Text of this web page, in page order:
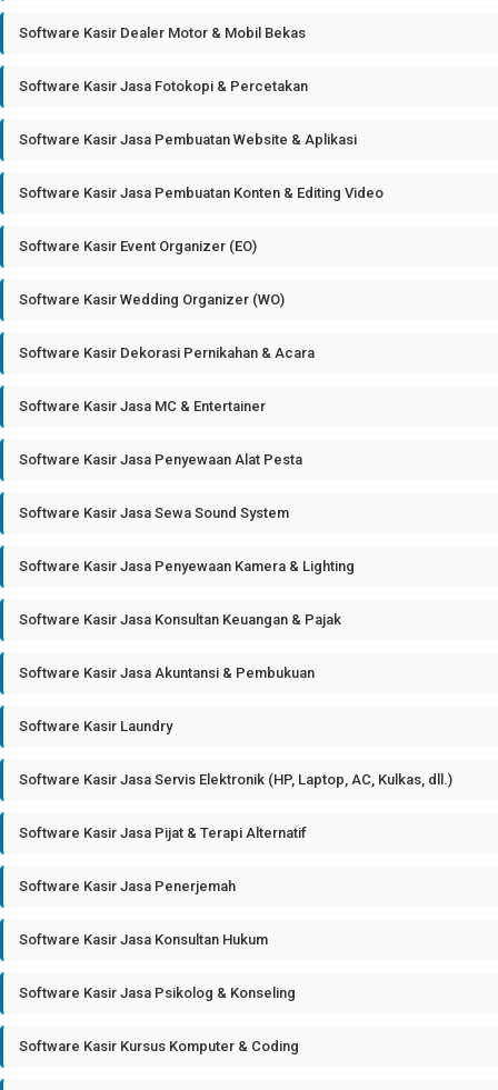
Software Kasir Dealer Motor & Mobil Bekas
Software Kasir Jasa Fotokopi & Percetakan
Software Kasir Jasa Pembuatan Website & Aplikasi
Software Kasir Jasa Pembuatan Konten & Editing Video
Software Kasir Event Organizer (EO)
Software Kasir Wedding Organizer (WO)
Software Kasir Dekorasi Pernikahan & Acara
Software Kasir Jasa MC & Entertainer
Software Kasir Jasa Penyewaan Alat Pesta
Software Kasir Jasa Sewa Sound System
Software Kasir Jasa Penyewaan Kamera & Lighting
Software Kasir Jasa Konsultan Keuangan & Pajak
Software Kasir Jasa Akuntansi & Pembukuan
Software Kasir Laundry
Software Kasir Jasa Servis Elektronik (HP, Laptop, AC, Kulkas, dll.)
Software Kasir Jasa Pijat & Terapi Alternatif
Software Kasir Jasa Penerjemah
Software Kasir Jasa Konsultan Hukum
Software Kasir Jasa Psikolog & Konseling
Software Kasir Kursus Komputer & Coding